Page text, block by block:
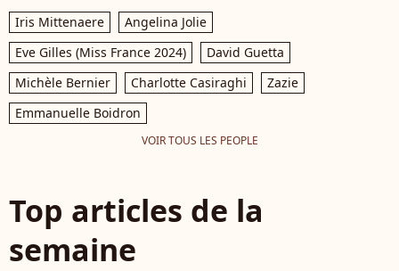
Iris Mittenaere
Angelina Jolie
Eve Gilles (Miss France 2024)
David Guetta
Michèle Bernier
Charlotte Casiraghi
Zazie
Emmanuelle Boidron
VOIR TOUS LES PEOPLE
Top articles de la
semaine